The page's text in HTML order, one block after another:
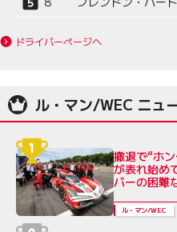
ドライバーページへ
ル・マン/WEC ニュ
撤退で“ホ
が表れ始め
バーの困難
ル・マン/WEC